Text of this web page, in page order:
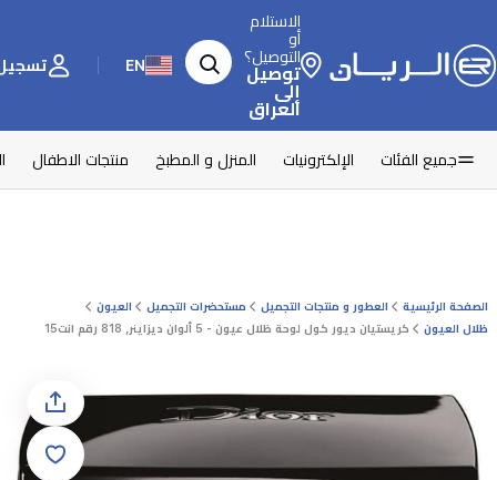
الاستلام
أو
التوصيل؟
توصيل
إلى
العراق
EN تسجيل
جميع الفئات الإلكترونيات المنزل و المطبخ منتجات الاطفال
الصفحة الرئيسية العطور و منتجات التجميل مستحضرات التجميل
العيون
ظلال العيون
كريستيان ديور كول لوحة ظلال عيون - 5 ألوان ديزاينر, 818 رقم انت15